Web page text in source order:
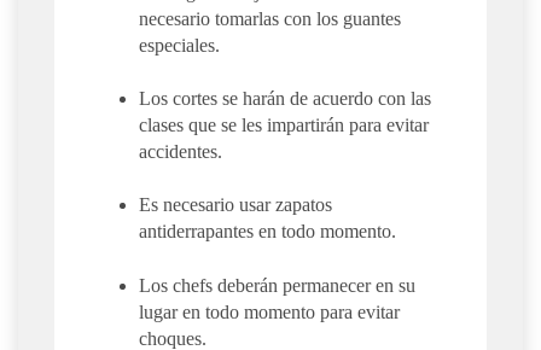
necesario tomarlas con los guantes
especiales.
Los cortes se harán de acuerdo con las
clases que se les impartirán para evitar
accidentes.
Es necesario usar zapatos
antiderrapantes en todo momento.
Los chefs deberán permanecer en su
lugar en todo momento para evitar
choques.